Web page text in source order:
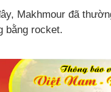
bằng rocket.